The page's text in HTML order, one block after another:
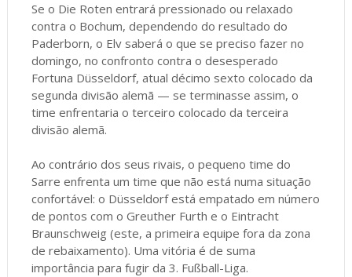
Se o Die Roten entrará pressionado ou relaxado
contra o Bochum, dependendo do resultado do
Paderborn, o Elv saberá o que se preciso fazer no
domingo, no confronto contra o desesperado
Fortuna Düsseldorf, atual décimo sexto colocado da
segunda divisão alemã — se terminasse assim, o
time enfrentaria o terceiro colocado da terceira
divisão alemã.
Ao contrário dos seus rivais, o pequeno time do
Sarre enfrenta um time que não está numa situação
confortável: o Düsseldorf está empatado em número
de pontos com o Greuther Furth e o Eintracht
Braunschweig (este, a primeira equipe fora da zona
de rebaixamento). Uma vitória é de suma
importância para fugir da 3. Fußball-Liga.